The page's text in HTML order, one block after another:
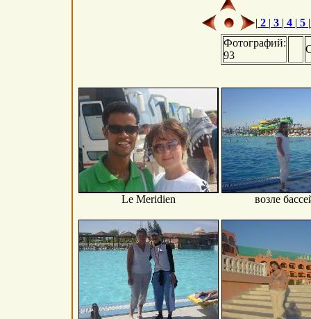
| 2 | 3 | 4 | 5 |
Фотографий:
93
Le Meridien возле